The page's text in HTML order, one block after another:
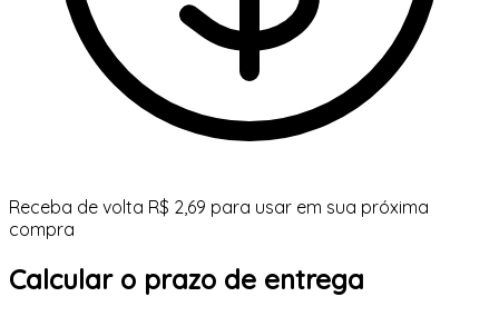
Receba de volta R$ 2,69 para usar em sua próxima
compra
Calcular o prazo de entrega